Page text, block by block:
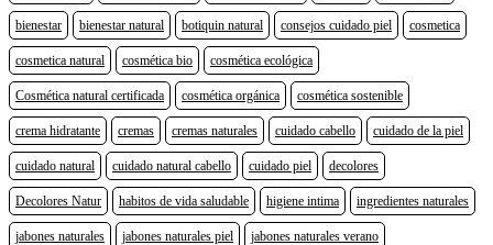
bienestar bienestar natural botiquin natural consejos cuidado piel cosmetica
cosmetica natural cosmética bio cosmética ecológica
Cosmética natural certificada cosmética orgánica cosmética sostenible
crema hidratante cremas cremas naturales cuidado cabello cuidado de la piel
cuidado natural cuidado natural cabello cuidado piel decolores
Decolores Natur habitos de vida saludable higiene intima ingredientes naturales
jabones naturales jabones naturales piel jabones naturales verano